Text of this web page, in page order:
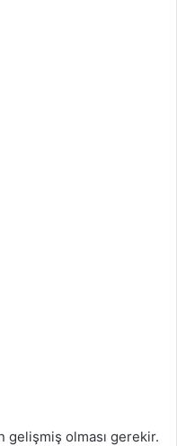
olması gerekir.